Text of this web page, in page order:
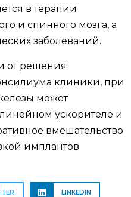
в терапии
и спинного мозга, а
заболеваний.
от решения
клиники, при
может
ускорителе и
вмешательство
имплантов
LINKEDIN